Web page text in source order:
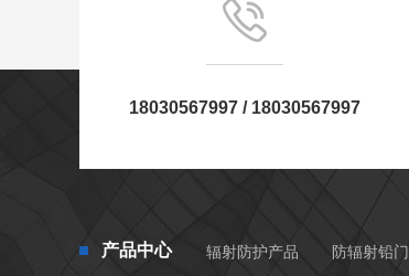
18030567997 / 18030567997
产品中心 辐射防护产品 防辐射铅门